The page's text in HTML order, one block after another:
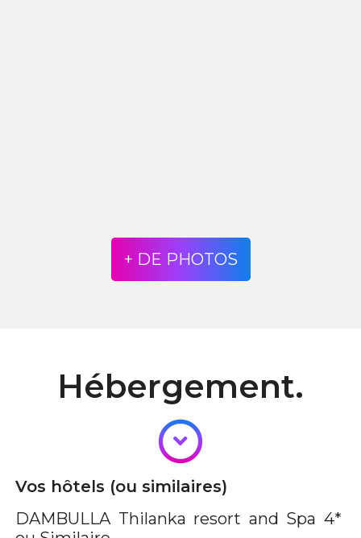
+ DE PHOTOS
Hébergement.
Vos hôtels (ou similaires)
DAMBULLA Thilanka resort and Spa 4*